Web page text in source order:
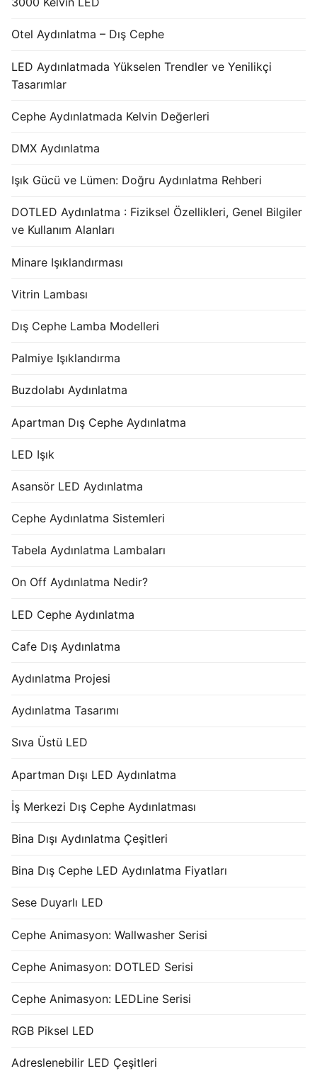
Otel Aydınlatma – Dış Cephe
LED Aydınlatmada Yükselen Trendler ve Yenilikçi
Tasarımlar
Cephe Aydınlatmada Kelvin Değerleri
DMX Aydınlatma
Işık Gücü ve Lümen: Doğru Aydınlatma Rehberi
DOTLED Aydınlatma : Fiziksel Özellikleri, Genel Bilgiler
ve Kullanım Alanları
Minare Işıklandırması
Vitrin Lambası
Dış Cephe Lamba Modelleri
Palmiye Işıklandırma
Buzdolabı Aydınlatma
Apartman Dış Cephe Aydınlatma
LED Işık
Asansör LED Aydınlatma
Cephe Aydınlatma Sistemleri
Tabela Aydınlatma Lambaları
On Off Aydınlatma Nedir?
LED Cephe Aydınlatma
Cafe Dış Aydınlatma
Aydınlatma Projesi
Aydınlatma Tasarımı
Sıva Üstü LED
Apartman Dışı LED Aydınlatma
İş Merkezi Dış Cephe Aydınlatması
Bina Dışı Aydınlatma Çeşitleri
Bina Dış Cephe LED Aydınlatma Fiyatları
Sese Duyarlı LED
Cephe Animasyon: Wallwasher Serisi
Cephe Animasyon: DOTLED Serisi
Cephe Animasyon: LEDLine Serisi
RGB Piksel LED
Adreslenebilir LED Çeşitleri